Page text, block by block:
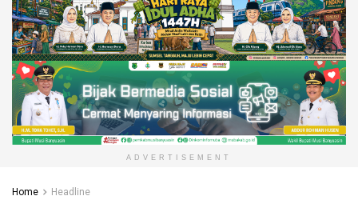
ADVERTISEMENT
Home Headline